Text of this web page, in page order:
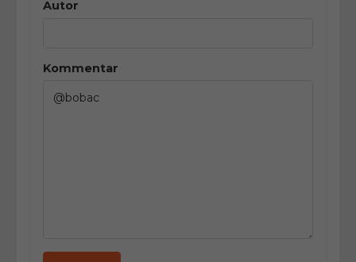
Autor
Kommentar